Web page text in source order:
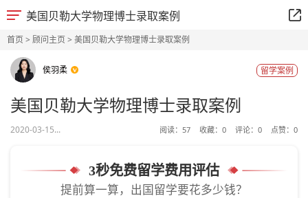
美国贝勒大学物理博士录取案例
首页> 顾问主页> 美国贝勒大学物理博士录取案例
侯羽柔 留学案例
美国贝勒大学物理博士录取案例
2020-03-15... 阅读： 57 收藏： 0 评论： 0 点赞： 0
3秒免费留学费用评估
提前算一算，出国留学要花多少钱？